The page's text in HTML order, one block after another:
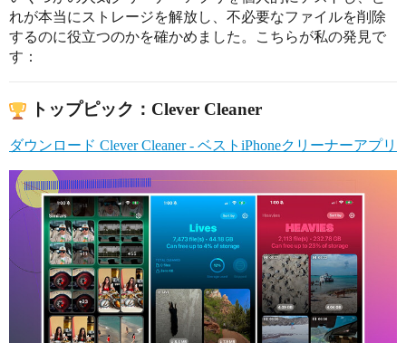
れが本当にストレージを解放し、不必要なファイルを削除
するのに役立つのかを確かめました。こちらが私の発見で
す：
トップピック：Clever Cleaner
ダウンロード Clever Cleaner - ベストiPhoneクリーナーアプリ